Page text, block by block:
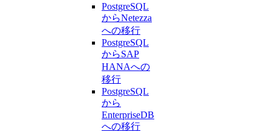
PostgreSQL
からNetezza
への移行
PostgreSQL
からSAP
HANAへの
移行
PostgreSQL
から
EnterpriseDB
への移行